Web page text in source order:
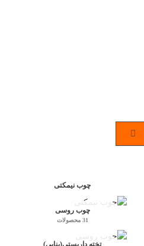
چوب نیمکتی
چوب روسی
31 محصولات
تخته داربستی(بنایی)